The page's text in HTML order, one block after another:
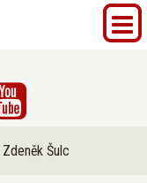
Zdeněk Šulc